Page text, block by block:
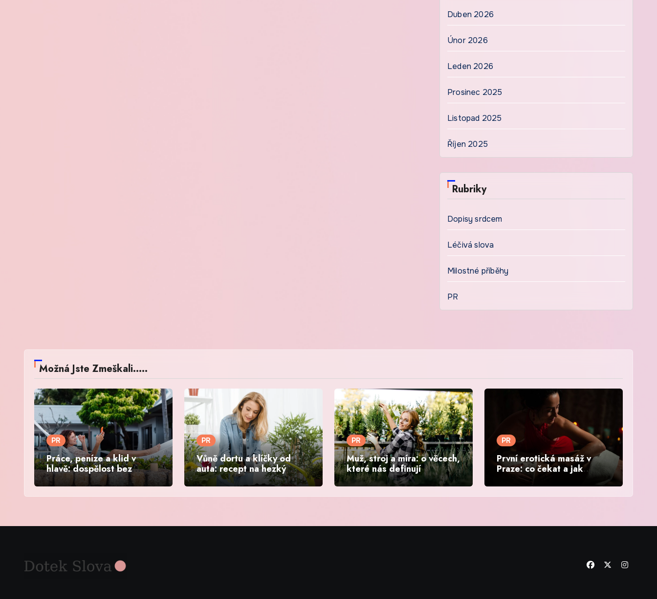
Duben 2026
Únor 2026
Leden 2026
Prosinec 2025
Listopad 2025
Říjen 2025
Rubriky
Dopisy srdcem
Léčivá slova
Milostné příběhy
PR
Možná Jste Zmeškali.....
PR
Práce, peníze a klid v
hlavě: dospělost bez
paniky
PR
Vůně dortu a klíčky od
auta: recept na hezký
víkend
PR
Muž, stroj a míra: o věcech,
které nás definují
PR
První erotická masáž v
Praze: co čekat a jak
vybrat salon